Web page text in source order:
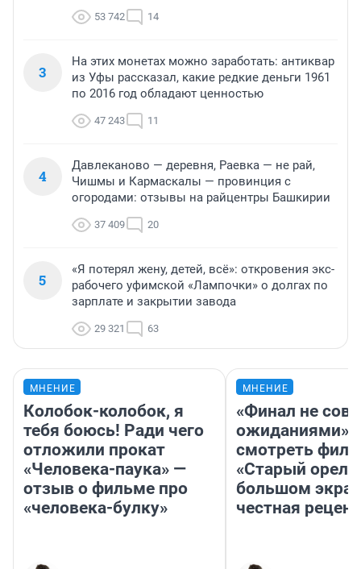
53 742 14
3
На этих монетах можно заработать: антиквар
из Уфы рассказал, какие редкие деньги 1961
по 2016 год обладают ценностью
47 243 11
4
Давлеканово — деревня, Раевка — не рай,
Чишмы и Кармаскалы — провинция с
огородами: отзывы на райцентры Башкирии
37 409 20
5
«Я потерял жену, детей, всё»: откровения экс-
рабочего уфимской «Лампочки» о долгах по
зарплате и закрытии завода
29 321 63
МНЕНИЕ
Колобок-колобок, я
тебя боюсь! Ради чего
отложили прокат
«Человека-паука» —
отзыв о фильме про
«человека-булку»
МНЕНИЕ
«Финал не
ожиданиями»:
смотреть
«Старый орел»
большом
честная